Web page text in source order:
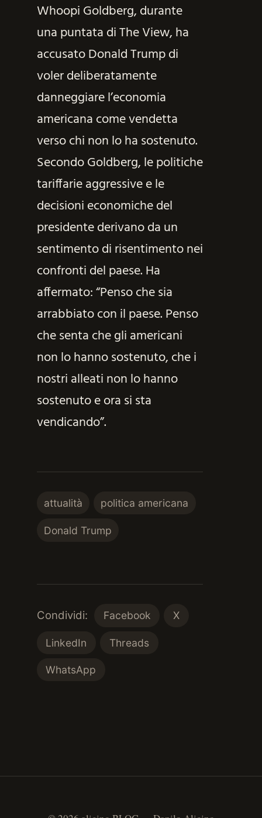
Whoopi Goldberg, durante
una puntata di The View, ha
accusato Donald Trump di
voler deliberatamente
danneggiare l’economia
americana come vendetta
verso chi non lo ha sostenuto.
Secondo Goldberg, le politiche
tariffarie aggressive e le
decisioni economiche del
presidente derivano da un
sentimento di risentimento nei
confronti del paese. Ha
affermato: “Penso che sia
arrabbiato con il paese. Penso
che senta che gli americani
non lo hanno sostenuto, che i
nostri alleati non lo hanno
sostenuto e ora si sta
vendicando”.
attualità politica americana
Donald Trump
Condividi: Facebook X
LinkedIn Threads
WhatsApp